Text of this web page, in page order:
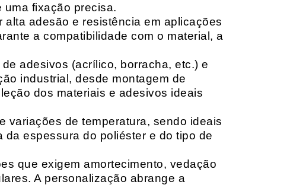
fixação precisa.
alta adesão e resistência em aplicações
a compatibilidade com o material, a
adesivos (acrílico, borracha, etc.) e
industrial, desde montagem de
dos materiais e adesivos ideais
variações de temperatura, sendo ideais
espessura do poliéster e do tipo de
que exigem amortecimento, vedação
A personalização abrange a